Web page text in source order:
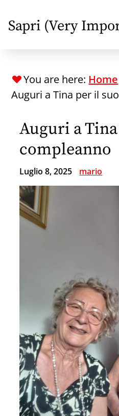
to
main
Sapri (Very
You are here: Home
Auguri a Tina per il
Auguri a
compleanno
Luglio 8, 2025 mario